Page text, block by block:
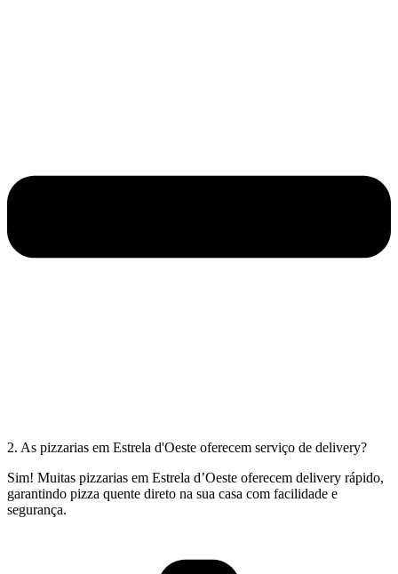
2. As pizzarias em Estrela d'Oeste oferecem serviço de delivery?
Sim! Muitas pizzarias em Estrela d’Oeste oferecem delivery rápido,
garantindo pizza quente direto na sua casa com facilidade e
segurança.